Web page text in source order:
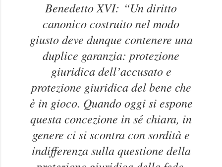
Benedetto XVI: “Un diritto
canonico costruito nel modo
giusto deve dunque contenere una
duplice garanzia: protezione
giuridica dell’accusato e
protezione giuridica del bene che
è in gioco. Quando oggi si espone
questa concezione in sé chiara, in
genere ci si scontra con sordità e
indifferenza sulla questione della